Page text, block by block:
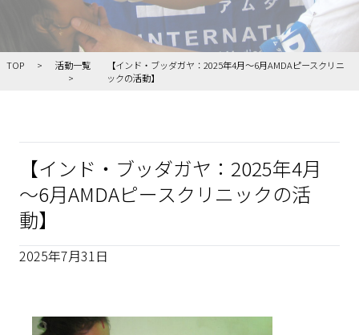
TOP 活動一覧
【インド・ブッダガヤ：2025年4月～6月AMDAピースクリニ
ックの活動】
【インド・ブッダガヤ：2025年4月
～6月AMDAピースクリニックの活
動】
2025年7月31日